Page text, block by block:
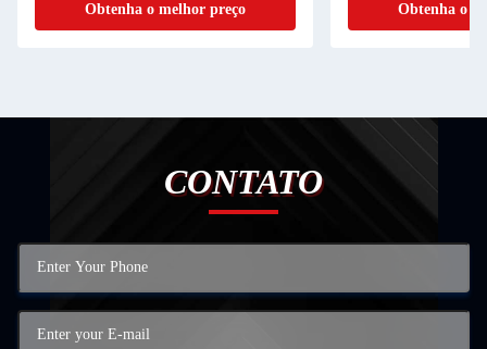
Obtenha o melhor preço Obtenha o
CONTATO